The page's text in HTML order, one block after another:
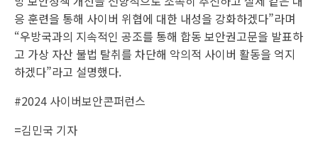
응 훈련을 통해 사이버 위협에 대한 내성을 강화하겠다”라며
“우방국과의 지속적인 공조를 통해 합동 보안권고문을 발표하
고 가상 자산 불법 탈취를 차단해 악의적 사이버 활동을 억지
하겠다”라고 설명했다.
#2024 사이버보안콘퍼런스
=김민국 기자